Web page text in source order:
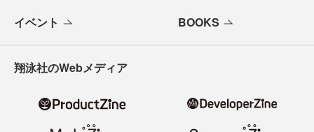
イベント BOOKS
翔泳社のWebメディア